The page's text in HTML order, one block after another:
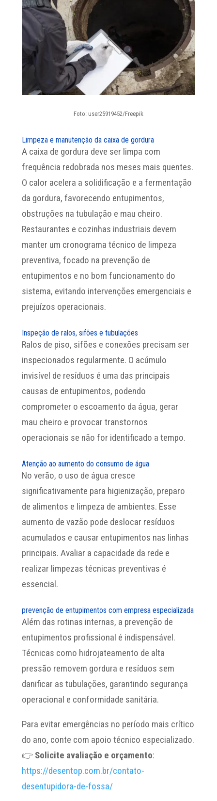
Foto: user25919452/Freepik
Limpeza e manutenção da caixa de gordura
A caixa de gordura deve ser limpa com
frequência redobrada nos meses mais quentes.
O calor acelera a solidificação e a fermentação
da gordura, favorecendo entupimentos,
obstruções na tubulação e mau cheiro.
Restaurantes e cozinhas industriais devem
manter um cronograma técnico de limpeza
preventiva, focado na prevenção de
entupimentos e no bom funcionamento do
sistema, evitando intervenções emergenciais e
prejuízos operacionais.
Inspeção de ralos, sifões e tubulações
Ralos de piso, sifões e conexões precisam ser
inspecionados regularmente. O acúmulo
invisível de resíduos é uma das principais
causas de entupimentos, podendo
comprometer o escoamento da água, gerar
mau cheiro e provocar transtornos
operacionais se não for identificado a tempo.
Atenção ao aumento do consumo de água
No verão, o uso de água cresce
significativamente para higienização, preparo
de alimentos e limpeza de ambientes. Esse
aumento de vazão pode deslocar resíduos
acumulados e causar entupimentos nas linhas
principais. Avaliar a capacidade da rede e
realizar limpezas técnicas preventivas é
essencial.
prevenção de entupimentos​ com empresa especializada
Além das rotinas internas, a prevenção de
entupimentos profissional é indispensável.
Técnicas como hidrojateamento de alta
pressão removem gordura e resíduos sem
danificar as tubulações, garantindo segurança
operacional e conformidade sanitária.
Para evitar emergências no período mais crítico
do ano, conte com apoio técnico especializado.
👉 Solicite avaliação e orçamento:
https://desentop.com.br/contato-
desentupidora-de-fossa/